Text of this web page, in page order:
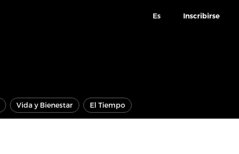
Es Inscribirse
Vida y Bienestar El Tiempo